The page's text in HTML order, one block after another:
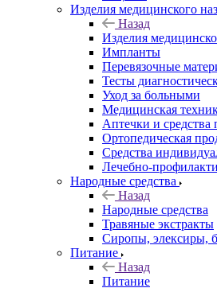
Изделия медицинского
Назад
Изделия
Импланты
Перевязочные
Тесты
Уход за больными
Медицинская
Аптечки и
Ортопедическая
Средства
Лечебно-
Народные средства
Назад
Народные средства
Травяные экстракты
Сиропы, элексиры,
Питание
Назад
Питание